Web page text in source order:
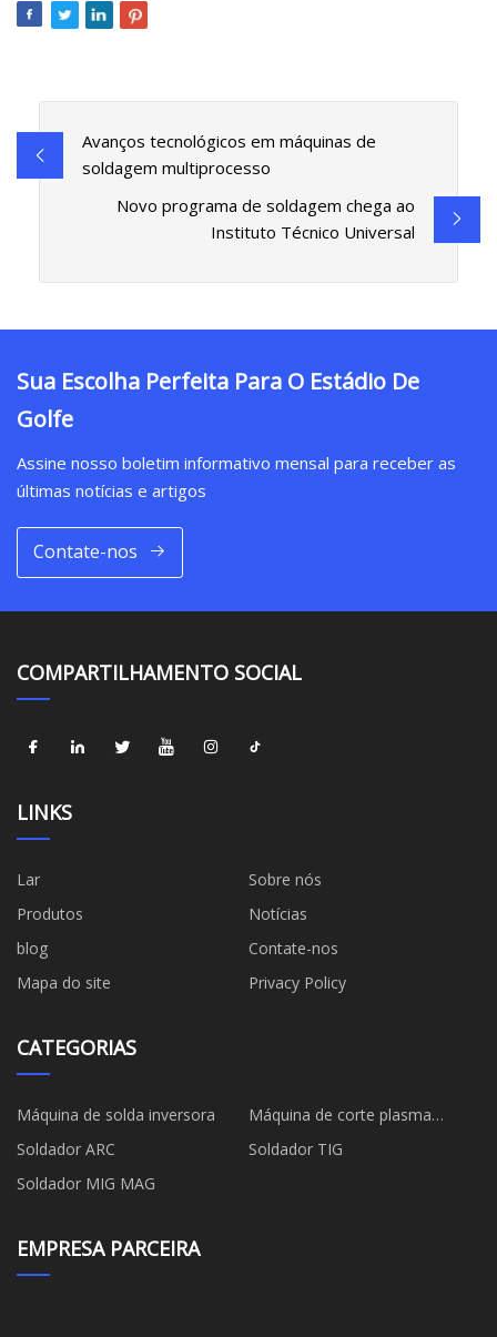
Avanços tecnológicos em máquinas de
soldagem multiprocesso
Novo programa de soldagem chega ao
Instituto Técnico Universal
Sua Escolha Perfeita Para O Estádio De
Golfe
Assine nosso boletim informativo mensal para receber as
últimas notícias e artigos
Contate-nos
COMPARTILHAMENTO SOCIAL
LINKS
Lar
Sobre nós
Produtos
Notícias
blog
Contate-nos
Mapa do site
Privacy Policy
CATEGORIAS
Máquina de solda inversora
Máquina de corte plasma
inversora
Soldador ARC
Soldador TIG
Soldador MIG MAG
EMPRESA PARCEIRA